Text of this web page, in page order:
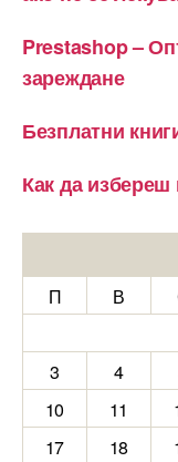
Prestashop –
зареждане
Безплатни
Как да
П
В
3
4
10
11
17
18